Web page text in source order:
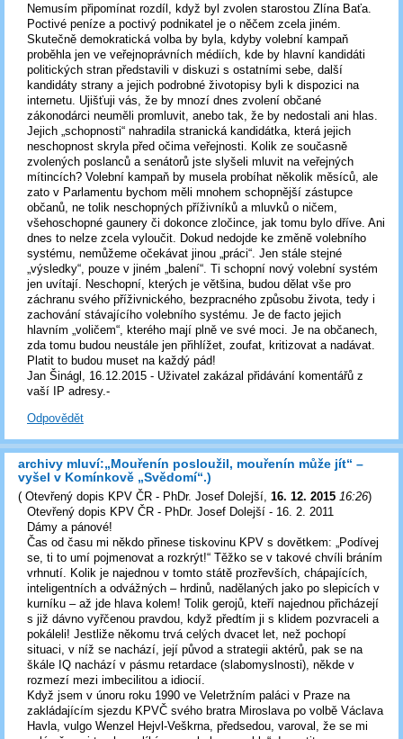
Nemusím připomínat rozdíl, když byl zvolen starostou Zlína Baťa.
Poctivé peníze a poctivý podnikatel je o něčem zcela jiném.
Skutečně demokratická volba by byla, kdyby volební kampaň
proběhla jen ve veřejnoprávních médiích, kde by hlavní kandidáti
politických stran představili v diskuzi s ostatními sebe, další
kandidáty strany a jejich podrobné životopisy byli k dispozici na
internetu. Ujišťuji vás, že by mnozí dnes zvolení občané
zákonodárci neuměli promluvit, anebo tak, že by nedostali ani hlas.
Jejich „schopnosti“ nahradila stranická kandidátka, která jejich
neschopnost skryla před očima veřejnosti. Kolik ze současně
zvolených poslanců a senátorů jste slyšeli mluvit na veřejných
mítincích? Volební kampaň by musela probíhat několik měsíců, ale
zato v Parlamentu bychom měli mnohem schopnější zástupce
občanů, ne tolik neschopných příživníků a mluvků o ničem,
všehoschopné gaunery či dokonce zločince, jak tomu bylo dříve. Ani
dnes to nelze zcela vyloučit. Dokud nedojde ke změně volebního
systému, nemůžeme očekávat jinou „práci“. Jen stále stejné
„výsledky“, pouze v jiném „balení“. Ti schopní nový volební systém
jen uvítají. Neschopní, kterých je většina, budou dělat vše pro
záchranu svého příživnického, bezpracného způsobu života, tedy i
zachování stávajícího volebního systému. Je de facto jejich
hlavním „voličem“, kterého mají plně ve své moci. Je na občanech,
zda tomu budou neustále jen přihlížet, zoufat, kritizovat a nadávat.
Platit to budou muset na každý pád!
Jan Šinágl, 16.12.2015 - Uživatel zakázal přidávání komentářů z
vaší IP adresy.-
Odpovědět
archivy mluví:„Mouřenín posloužil, mouřenín může jít“ –
vyšel v Komínkově „Svědomí“.)
( Otevřený dopis KPV ČR - PhDr. Josef Dolejší 16. 12. 2015 16:26)
Otevřený dopis KPV ČR - PhDr. Josef Dolejší - 16. 2. 2011
Dámy a pánové!
Čas od času mi někdo přinese tiskovinu KPV s dovětkem: „Podívej
se, ti to umí pojmenovat a rozkrýt!“ Těžko se v takové chvíli bráním
vrhnutí. Kolik je najednou v tomto státě prozřevších, chápajících,
inteligentních a odvážných – hrdinů, nadělaných jako po slepicích v
kurníku – až jde hlava kolem! Tolik gerojů, kteří najednou přicházejí
s již dávno vyřčenou pravdou, když předtím ji s klidem pozvraceli a
pokáleli! Jestliže někomu trvá celých dvacet let, než pochopí
situaci, v níž se nachází, její původ a strategii aktérů, pak se na
škále IQ nachází v pásmu retardace (slabomyslnosti), někde v
rozmezí mezi imbecilitou a idiocií.
Když jsem v únoru roku 1990 ve Veletržním paláci v Praze na
zakládajícím sjezdu KPVČ svého bratra Miroslava po volbě Václava
Havla, vulgo Wenzel Hejvl-Veškrna, předsedou, varoval, že se mi